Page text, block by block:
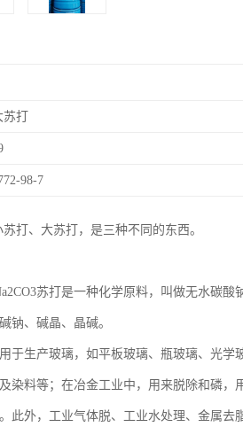
打
98-7
打、大苏打，是三种不同的东西。
苏打是一种化学原料，叫做无水碳
钠、碱晶、晶碱。
于生产玻璃，如平板玻璃、瓶玻璃、光
染料等；在冶金工业中，用来脱除和磷
此外，工业气体脱、工业水处理、金属去